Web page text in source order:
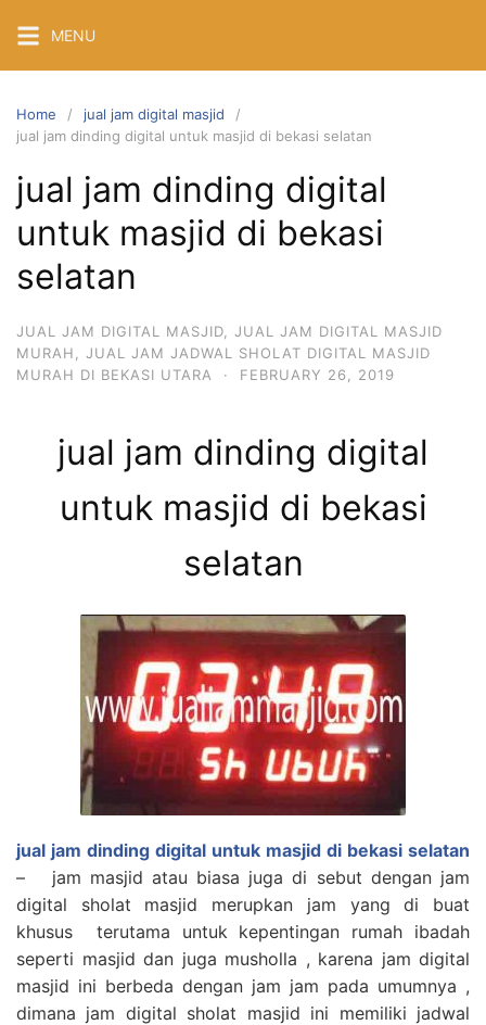
content
MENU
Home
jual jam digital masjid
jual jam dinding digital untuk masjid di bekasi selatan
jual jam dinding digital
untuk masjid di bekasi
selatan
JUAL JAM DIGITAL MASJID
JUAL JAM DIGITAL MASJID
MURAH
JUAL JAM JADWAL SHOLAT DIGITAL MASJID
MURAH DI BEKASI UTARA
· FEBRUARY 26, 2019
jual jam dinding digital
untuk masjid di bekasi
selatan
jual jam dinding digital untuk masjid di bekasi selatan
– jam masjid atau biasa juga di sebut dengan jam
digital sholat masjid merupkan jam yang di buat
khusus terutama untuk kepentingan rumah ibadah
seperti masjid dan juga musholla , karena jam digital
masjid ini berbeda dengan jam jam pada umumnya ,
dimana jam digital sholat masjid ini memiliki jadwal